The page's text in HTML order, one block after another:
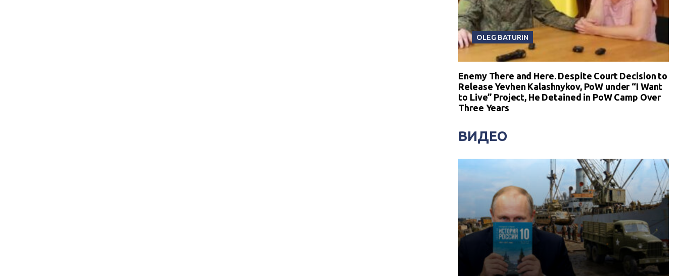
OLEG BATURIN
Enemy There and Here. Despite Court Decision to
Release Yevhen Kalashnykov, PoW under “I Want
to Live” Project, He Detained in PoW Camp Over
Three Years
ВИДЕО